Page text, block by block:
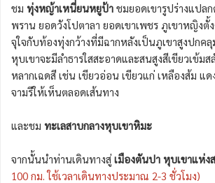
ชม ทุ่งหญ้าเหนี่ยนหยูป้า ชมยอดเขารูปร่างแปล
พราน ยอดวังโปตาลา ยอดเขาเพชร ภูเขาหญิงตั้
จุใจกับท้องทุ่งกว้างที่มีฉากหลังเป็นภูเขาสูงปกค
หุบเขาจะมีลำธารใสสะอาดและสนสูงสีเขียวเข้ม
หลากเฉดสี เช่น เขียวอ่อน เขียวแก่ เหลืองส้ม แด
จามรีให้เห็นตลอดเส้นทาง
และชม ทะเลสาบกลางหุบเขาหิมะ
จากนั้นนำท่านเดินทางสู่ เมืองตันปา หุบเขาแห่ง
100 กม. ใช้เวลาเดินทางประมาณ 2-3 ชั่วโมง)